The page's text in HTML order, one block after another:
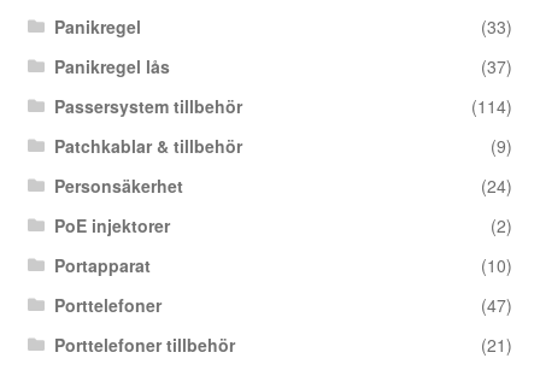
Panikregel
(33)
Panikregel lås
(37)
Passersystem tillbehör
(114)
Patchkablar & tillbehör
(9)
Personsäkerhet
(24)
PoE injektorer
(2)
Portapparat
(10)
Porttelefoner
(47)
Porttelefoner tillbehör
(21)